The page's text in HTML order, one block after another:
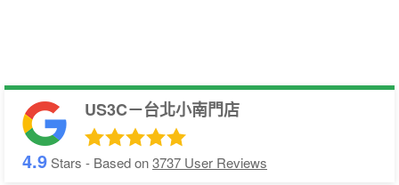
US3C－台北小南門店
4.9Stars - Based on3737 User Reviews